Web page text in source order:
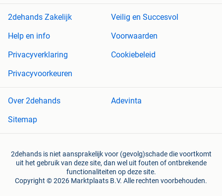
2dehands Zakelijk
Veilig en Succesvol
Help en info
Voorwaarden
Privacyverklaring
Cookiebeleid
Privacyvoorkeuren
Over 2dehands
Adevinta
Sitemap
2dehands is niet aansprakelijk voor (gevolg)schade die voortkomt
uit het gebruik van deze site, dan wel uit fouten of ontbrekende
functionaliteiten op deze site.
Copyright © 2026 Marktplaats B.V. Alle rechten voorbehouden.